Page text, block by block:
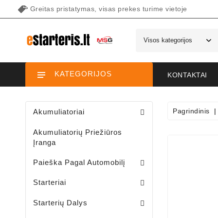
Greitas pristatymas, visas prekes turime vietoje
KONTAKTAI
KATEGORIJOS
Akumuliatoriai
Akumuliatorių Priežiūros
Įranga
Paieška Pagal Automobilį
Starteriai
Starterių Dalys
Pagrindinis